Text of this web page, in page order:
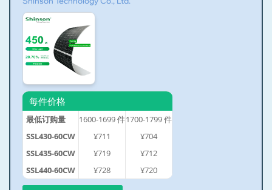
每件价格
最低订购量 1600-1699件1700-1799件
SSL430-60CW
¥711
¥704
SSL435-60CW
¥719
¥712
SSL440-60CW
¥728 ¥720